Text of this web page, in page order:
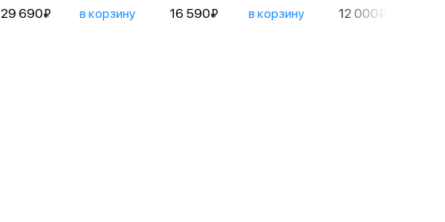
29 690₽
в корзину 16 590₽ в корзину 12 000₽